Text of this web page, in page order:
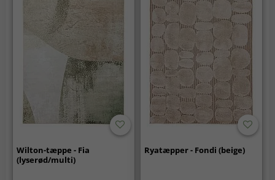
Wilton-tæppe - Fia
(lyserød/multi)
Ryatæpper - Fondi (beige)